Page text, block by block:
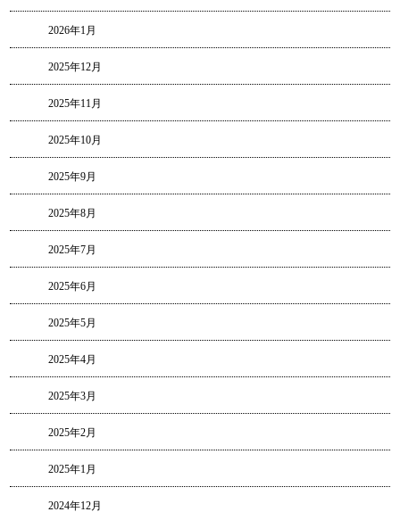
2026年1月
2025年12月
2025年11月
2025年10月
2025年9月
2025年8月
2025年7月
2025年6月
2025年5月
2025年4月
2025年3月
2025年2月
2025年1月
2024年12月